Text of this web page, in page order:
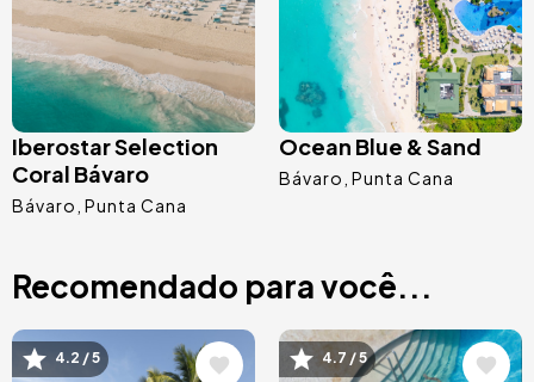
Iberostar Selection
Coral Bávaro
Bávaro Punta Cana
Ocean Blue & Sand
Bávaro Punta Cana
Recomendado para você...
Imagem
4.2 / 5 Imagem
4.7 / 5